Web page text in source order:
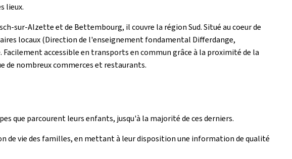
lieux.
sur-Alzette et de Bettembourg, il couvre la région Sud. Situé au coeur de
locaux (Direction de l'enseignement fondamental Differdange,
accessible en transports en commun grâce à la proximité de la
de nombreux commerces et restaurants.
que parcourent leurs enfants, jusqu'à la majorité de ces derniers.
vie des familles, en mettant à leur disposition une information de qualité